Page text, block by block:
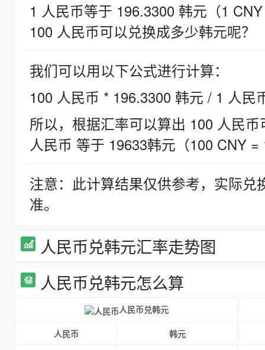
1 人民币等于 196.3300 韩元（1
100 人民币可以兑换成多少韩元呢？
我们可以用以下公式进行计算：
100 人民币 * 196.3300 韩元 / 1 人民
所以，根据汇率可以算出 100 人民
人民币 等于 19633韩元（100 CNY =
注意：此计算结果仅供参考，实际
准。
人民币兑韩元汇率走势图
人民币兑韩元怎么算
人民币兑韩元
人民币
韩元